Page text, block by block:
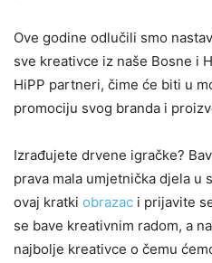
Ove godine odlučili smo
sve kreativce iz naše Bosne i
HiPP partneri, čime će biti u
promociju svog branda i
Izrađujete drvene igračke?
prava mala umjetnička djela u
ovaj kratki obrazac i prijavite
se bave kreativnim radom, a
najbolje kreativce o čemu